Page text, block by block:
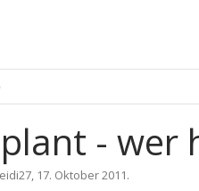
-
, 17. Oktober 2011.